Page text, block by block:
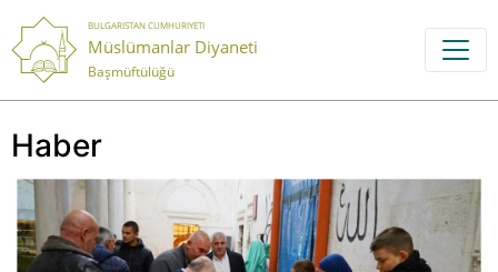
BULGARISTAN CUMHURIYETI
Müslümanlar Diyaneti
Başmüftülüğü
Haber